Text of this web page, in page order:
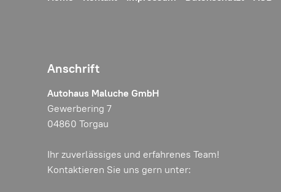
Anschrift
Autohaus Maluche GmbH
Gewerbering 7
04860 Torgau
Ihr zuverlässiges und erfahrenes Team!
Kontaktieren Sie uns gern unter: